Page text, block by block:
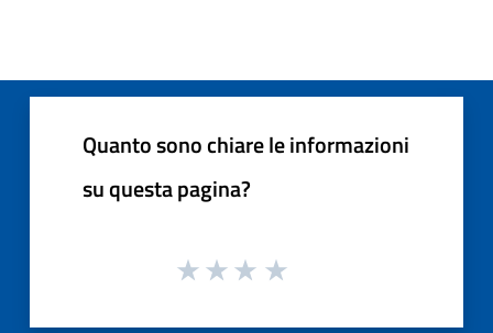
Quanto sono chiare le informazioni
su questa pagina?